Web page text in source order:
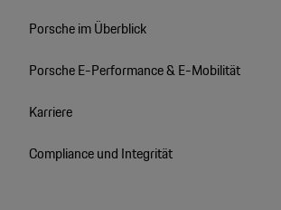
Porsche im Überblick
Porsche E-Performance & E-Mobilität
Karriere
Compliance und Integrität